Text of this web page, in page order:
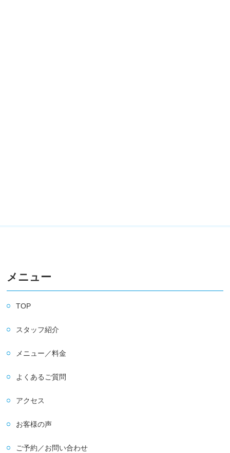
メニュー
TOP
スタッフ紹介
メニュー／料金
よくあるご質問
アクセス
お客様の声
ご予約／お問い合わせ